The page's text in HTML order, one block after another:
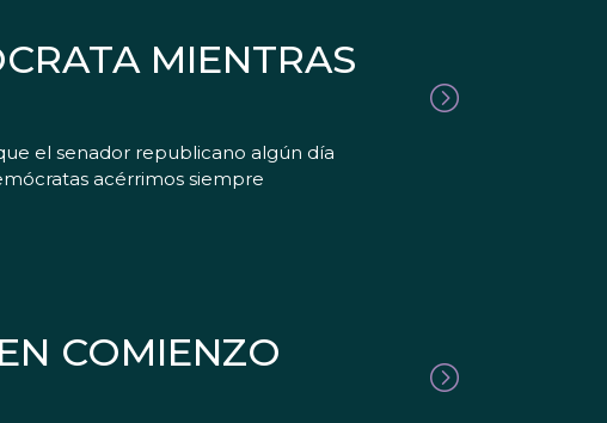
MIENTRAS
el senador republicano algún día
acérrimos siempre
COMIENZO